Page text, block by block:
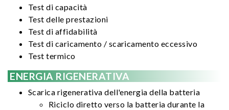
Test di capacità
Test delle prestazioni
Test di affidabilità
Test di caricamento / scaricamento eccessivo
Test termico
ENERGIA RIGENERATIVA
Scarica rigenerativa dell'energia della batteria
Riciclo diretto verso la batteria durante la